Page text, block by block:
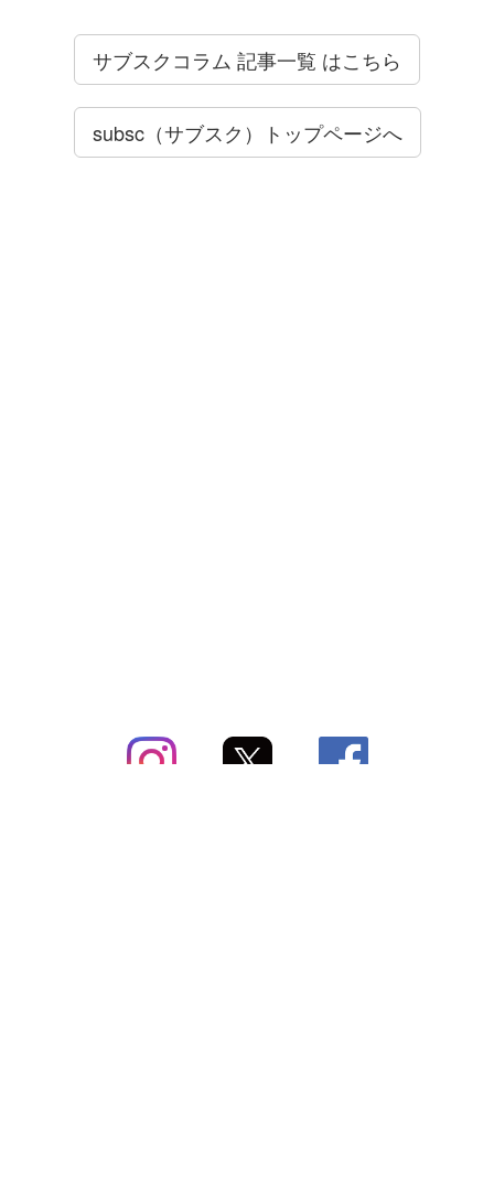
サブスクコラム 記事一覧 はこちら
subsc（サブスク）トップページへ